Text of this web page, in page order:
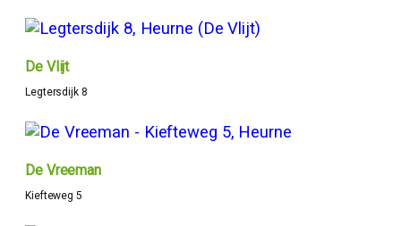
De Vlijt
Legtersdijk 8
De Vreeman
Kiefteweg 5